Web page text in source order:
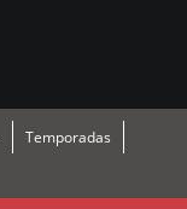
Temporadas